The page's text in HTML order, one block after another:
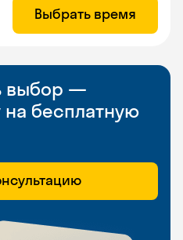
Выбрать время
выбор —
на бесплатную